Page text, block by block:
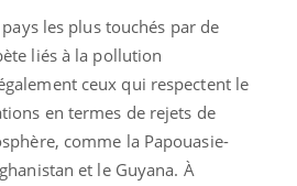
les plus touchés par de
liés à la pollution
ceux qui respectent le
en termes de rejets de
comme la Papouasie-
et le Guyana. À